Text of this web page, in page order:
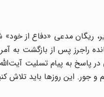
ریگان مدعی «دفاع از
راجرز پس از بازگشت به
پاسخ به پیام تسلیت
این روزها باید تلاش